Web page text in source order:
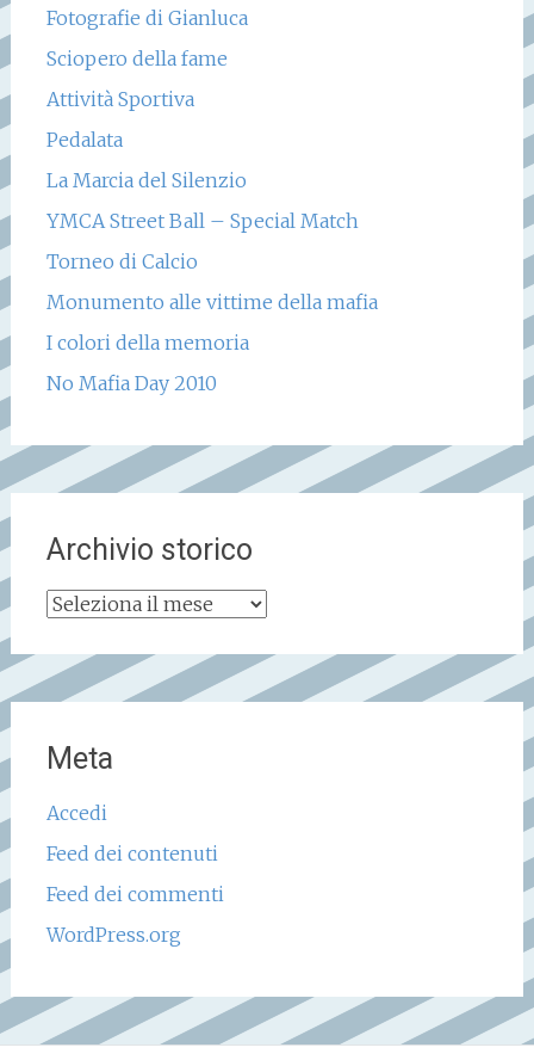
Fotografie di Gianluca
Sciopero della fame
Attività Sportiva
Pedalata
La Marcia del Silenzio
YMCA Street Ball – Special Match
Torneo di Calcio
Monumento alle vittime della mafia
I colori della memoria
No Mafia Day 2010
Archivio storico
Archivio
Meta
Accedi
Feed dei contenuti
Feed dei commenti
WordPress.org